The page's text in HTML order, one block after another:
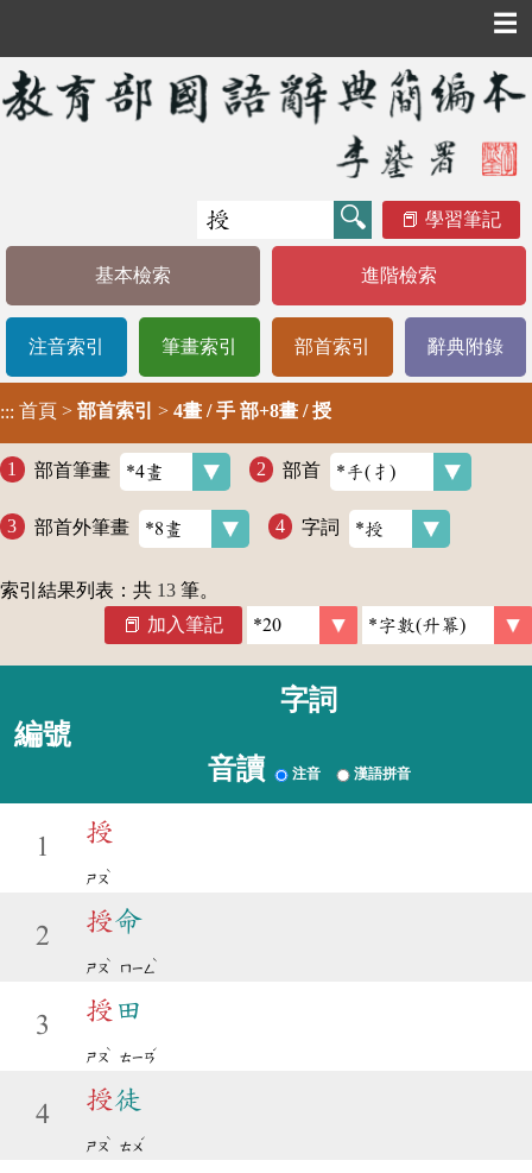
☰
學習筆記
基本檢索 進階檢索
注音索引 筆畫索引 部首索引 辭典附錄
::: 首頁 > 部首索引 > 4畫 / 手 部+8畫 / 授
部首筆畫 部首
部首外筆畫 字詞
索引結果列表：共 13 筆。
加入筆記
編號
字詞
音讀 注音 漢語拼音
1
授
ㄕㄡ
ˋ
2
授命
ㄕㄡ
ˋ
ㄇㄧㄥ
ˋ
3
授 田
ㄕㄡ
ˋ
ㄊㄧㄢ
ˊ
4
授徒
ㄕㄡ
ˋ
ㄊㄨ
ˊ